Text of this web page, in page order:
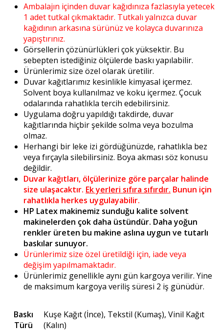
Ambalajın içinden duvar kağıdınıza fazlasıyla yetecek
1 adet tutkal çıkmaktadır. Tutkalı yalnızca duvar
kağıdının arkasına sürünüz ve kolayca duvarınıza
yapıştırınız.
Görsellerin çözünürlükleri çok yüksektir. Bu
sebepten istediğiniz ölçülerde baskı yapılabilir.
Ürünlerimiz size özel olarak üretilir.
Duvar kağıtlarımız kesinlikle kimyasal içermez.
Solvent boya kullanılmaz ve koku içermez. Çocuk
odalarında rahatlıkla tercih edebilirsiniz.
Uygulama doğru yapıldığı takdirde, duvar
kağıtlarında hiçbir şekilde solma veya bozulma
olmaz.
Herhangi bir leke izi gördüğünüzde, rahatlıkla bez
veya fırçayla silebilirsiniz. Boya akması söz konusu
değildir.
Duvar kağıtları, ölçülerinize göre parçalar halinde
size ulaşacaktır. Ek yerleri sıfıra sıfırdır. Bunun için
rahatlıkla herkes uygulayabilir.
HP Latex makinemiz sunduğu kalite solvent
makinelerden çok daha üstündür. Daha yoğun
renkler üreten bu makine aslına uygun ve tutarlı
baskılar sunuyor.
Ürünlerimiz size özel üretildiği için, iade veya
değişim yapılmamaktadır.
Ürünlerimiz genellikle aynı gün kargoya verilir. Yine
de maksimum kargoya veriliş süresi 2 iş günüdür.
Baskı
Türü
Kuşe Kağıt (İnce), Tekstil (Kumaş), Vinil Kağıt
(Kalın)